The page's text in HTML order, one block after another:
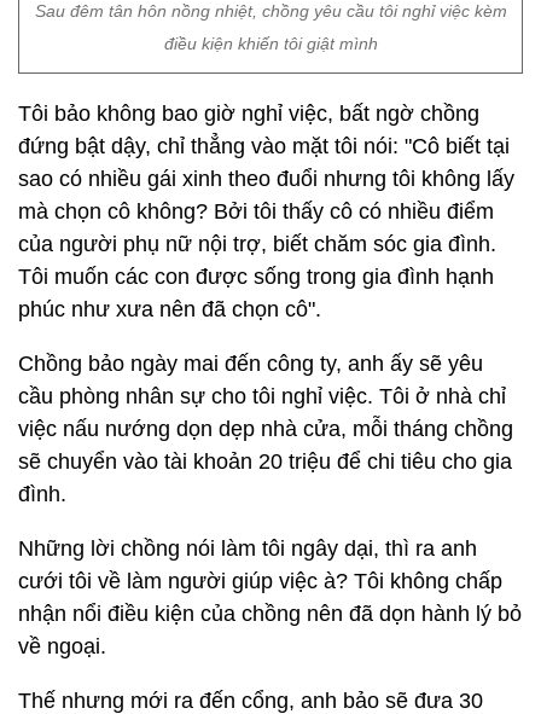
Sau đêm tân hôn nồng nhiệt, chồng yêu cầu tôi nghỉ việc kèm
điều kiện khiến tôi giật mình
Tôi bảo không bao giờ nghỉ việc, bất ngờ chồng
đứng bật dậy, chỉ thẳng vào mặt tôi nói: "Cô biết tại
sao có nhiều gái xinh theo đuổi nhưng tôi không lấy
mà chọn cô không? Bởi tôi thấy cô có nhiều điểm
của người phụ nữ nội trợ, biết chăm sóc gia đình.
Tôi muốn các con được sống trong gia đình hạnh
phúc như xưa nên đã chọn cô".
Chồng bảo ngày mai đến công ty, anh ấy sẽ yêu
cầu phòng nhân sự cho tôi nghỉ việc. Tôi ở nhà chỉ
việc nấu nướng dọn dẹp nhà cửa, mỗi tháng chồng
sẽ chuyển vào tài khoản 20 triệu để chi tiêu cho gia
đình.
Những lời chồng nói làm tôi ngây dại, thì ra anh
cưới tôi về làm người giúp việc à? Tôi không chấp
nhận nổi điều kiện của chồng nên đã dọn hành lý bỏ
về ngoại.
Thế nhưng mới ra đến cổng, anh bảo sẽ đưa 30